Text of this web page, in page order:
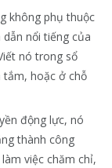
không phụ thuộc
nổi tiếng của
nó trong sổ
tắm, hoặc ở chỗ
động lực, nó
thành công
việc chăm chỉ,